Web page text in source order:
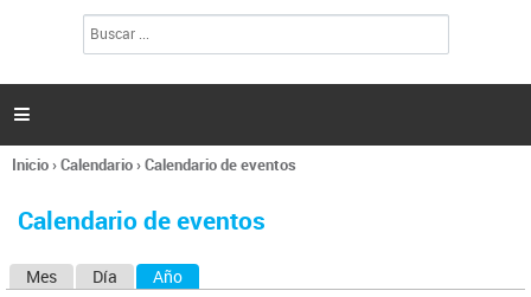
l
s

Se
usted
Inicio›Calendario›Calendario de eventos
Calendario de eventos
Mes Día Año